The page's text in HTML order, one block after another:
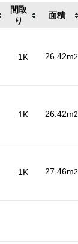
間取
り
面積
1K 26.42m2
1K 26.42m2
1K 27.46m2